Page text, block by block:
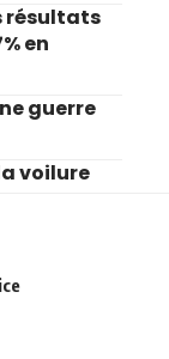
résultats
en
guerre
voilure